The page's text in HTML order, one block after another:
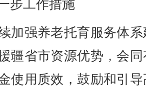
步工作措施
强养老托育服务体系
疆省市资源优势，会
使用质效，鼓励和引